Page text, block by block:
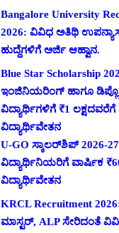
Bangalore University
2026: ವಿವಿಧ ಅತಿಥಿ
ಹುದ್ದೆಗಳಿಗೆ ಅರ್ಜಿ ಆಹ್ವಾನ.
Blue Star Scholarship
ಇಂಜಿನಿಯರಿಂಗ್ ಹಾಗೂ
ವಿದ್ಯಾರ್ಥಿಗಳಿಗೆ ₹1 ಲಕ್ಷದವರೆಗೆ
ವಿದ್ಯಾರ್ಥಿವೇತನ
U-GO ಸ್ಕಾಲರ್‌ಶಿಪ್ 2026-
ವಿದ್ಯಾರ್ಥಿನಿಯರಿಗೆ ವಾರ್ಷಿಕ
ವಿದ್ಯಾರ್ಥಿವೇತನ
KRCL Recruitment
ಮಾಸ್ಟರ್, ALP ಸೇರಿದಂತೆ